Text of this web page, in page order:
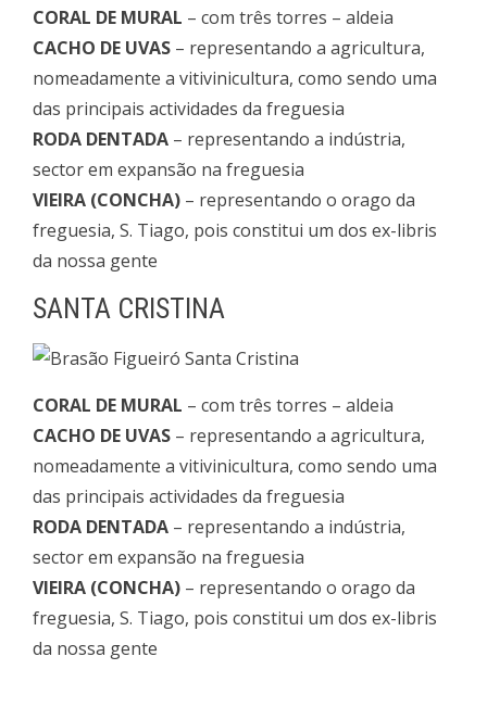
CORAL DE MURAL – com três torres – aldeia
CACHO DE UVAS – representando a agricultura,
nomeadamente a vitivinicultura, como sendo uma
das principais actividades da freguesia
RODA DENTADA – representando a indústria,
sector em expansão na freguesia
VIEIRA (CONCHA) – representando o orago da
freguesia, S. Tiago, pois constitui um dos ex-libris
da nossa gente
SANTA CRISTINA
CORAL DE MURAL – com três torres – aldeia
CACHO DE UVAS – representando a agricultura,
nomeadamente a vitivinicultura, como sendo uma
das principais actividades da freguesia
RODA DENTADA – representando a indústria,
sector em expansão na freguesia
VIEIRA (CONCHA) – representando o orago da
freguesia, S. Tiago, pois constitui um dos ex-libris
da nossa gente